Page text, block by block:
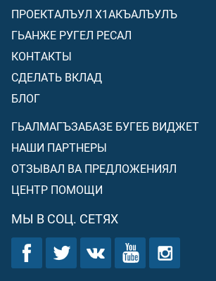
ПРОЕКТАЛЪУЛ Х1АКЪАЛЪУЛЪ
ГЬАНЖЕ РУГЕЛ РЕСАЛ
КОНТАКТЫ
СДЕЛАТЬ ВКЛАД
БЛОГ
ГЬАЛМАГЪЗАБАЗЕ БУГЕБ ВИДЖЕТ
НАШИ ПАРТНЕРЫ
ОТЗЫВАЛ ВА ПРЕДЛОЖЕНИЯЛ
ЦЕНТР ПОМОЩИ
МЫ В СОЦ. СЕТЯХ